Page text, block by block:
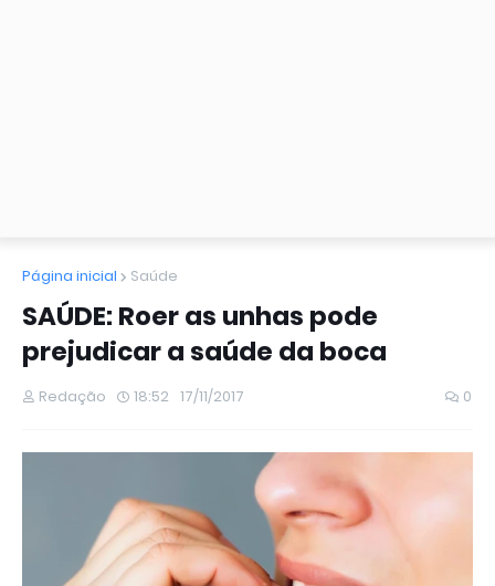
Página inicial Saúde
SAÚDE: Roer as unhas pode
prejudicar a saúde da boca
Redação 18:52 17/11/2017 0